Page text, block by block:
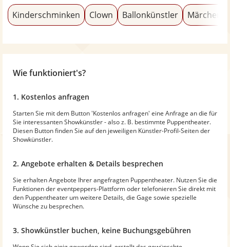
Kinderschminken Clown Ballonkünstler
Wie funktioniert's?
1. Kostenlos anfragen
Starten Sie mit dem Button 'Kostenlos anfragen' eine Anfrage an die für
Sie interessanten Showkünstler - also z. B. bestimmte Puppentheater.
Diesen Button finden Sie auf den jeweiligen Künstler-Profil-Seiten der
Showkünstler.
2. Angebote erhalten & Details besprechen
Sie erhalten Angebote Ihrer angefragten Puppentheater. Nutzen Sie die
Funktionen der eventpeppers-Plattform oder telefonieren Sie direkt mit
den Puppentheater um weitere Details, die Gage sowie spezielle
Wünsche zu besprechen.
3. Showkünstler buchen, keine Buchungsgebühren